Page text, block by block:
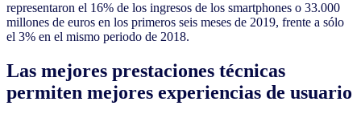
representaron el 16% de los ingresos de los smartphones o 33.000
millones de euros en los primeros seis meses de 2019, frente a sólo
el 3% en el mismo periodo de 2018.
Las mejores prestaciones técnicas
permiten mejores experiencias de usuario